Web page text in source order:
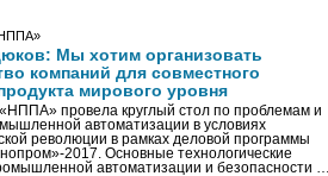
Мы хотим организовать
компаний для совместного
мирового уровня
провела круглый стол по проблемам и
автоматизации в условиях
революции в рамках деловой программы
2017. Основные технологические
автоматизации и безопасности …